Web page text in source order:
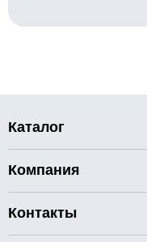
Каталог
Компания
Контакты